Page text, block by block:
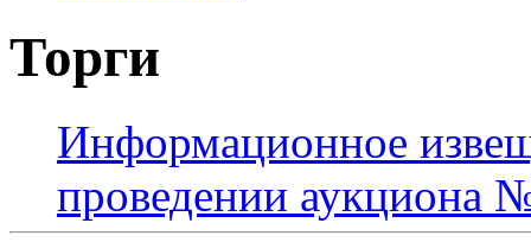
Торги
Информационное
проведении аукциона